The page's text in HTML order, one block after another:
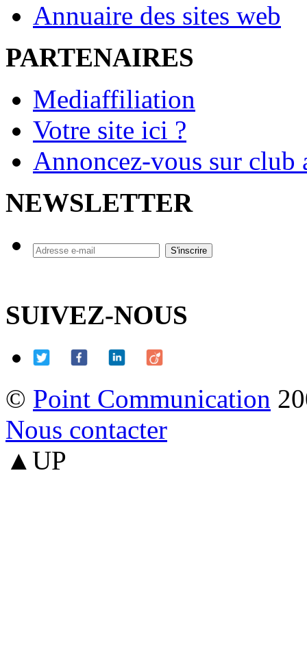
Annuaire des sites web
PARTENAIRES
Mediaffiliation
Votre site ici ?
Annoncez-vous sur
NEWSLETTER
SUIVEZ-NOUS
© Point Communication
Nous contacter
▲UP